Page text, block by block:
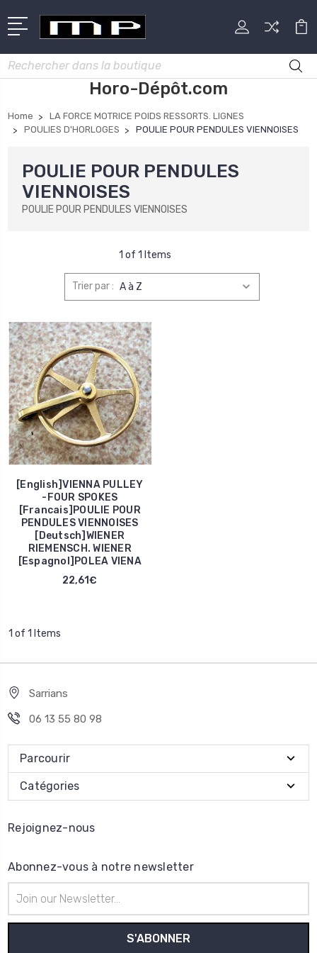
Rechercher
Horo-Dépôt.com
Home
LA FORCE MOTRICE POIDS RESSORTS. LIGNES
POULIES D'HORLOGES
POULIE POUR PENDULES VIENNOISES
POULIE POUR PENDULES
VIENNOISES
POULIE POUR PENDULES VIENNOISES
1 of 1 Items
Trier par :
[English]VIENNA PULLEY
-FOUR SPOKES
[Francais]POULIE POUR
PENDULES VIENNOISES
[Deutsch]WIENER
RIEMENSCH. WIENER
[Espagnol]POLEA VIENA
22,61€
1 of 1 Items
Sarrians
06 13 55 80 98
Parcourir
Catégories
Rejoignez-nous
Abonnez-vous à notre newsletter
e-
mail